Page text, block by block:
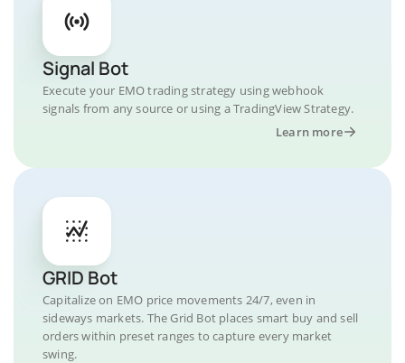
Signal Bot
Execute your EMO trading strategy using webhook
signals from any source or using a TradingView Strategy.
Learn more
GRID Bot
Capitalize on EMO price movements 24/7, even in
sideways markets. The Grid Bot places smart buy and sell
orders within preset ranges to capture every market
swing.